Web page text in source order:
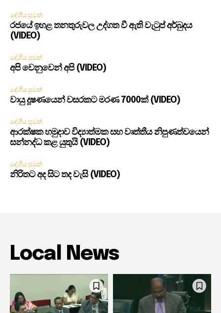
දේශීය පුවත්
රජයේ ඉහළ තනතුරුවල උද්ගත වී ඇති වැටුප් අර්බුදය
(VIDEO)
දේශීය පුවත්
අපි වෙනුවෙන් අපි (VIDEO)
දේශීය පුවත්
වායු දූෂණයෙන් වසරකට මරණ 7000ක් (VIDEO)
දේශීය පුවත්
ආරක්ෂක හමුදාව විද්‍යාත්මක සහ වෘත්තීය නිපුණත්වයෙන්
සන්නද්ධ කළ යුතුයි (VIDEO)
දේශීය පුවත්
නිරිතට අද සිට තද වැසි (VIDEO)
Local News